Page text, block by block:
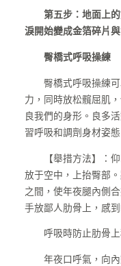
第五步：地面上
淚開始變成金箔碎片
臀橋式呼吸操練
臀橋式呼吸操練
力，同時放松髖屈肌
良我們的身形。良多
習呼吸和調劑身材姿態
【舉措方法】：
放于空中，上抬臀部
之間，使年夜腿內側
手放鄙人肋骨上，感
呼吸時防止肋骨
年夜口呼氣，向